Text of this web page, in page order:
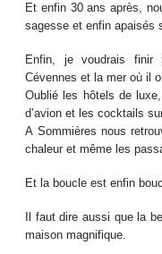
Et enfin 30 ans après,
sagesse et enfin apaisés
Enfin, je voudrais finir
Cévennes et la mer où il
Oublié les hôtels de
d’avion et les cocktails
A Sommières nous
chaleur et même les
Et la boucle est enfin
Il faut dire aussi que la
maison magnifique.